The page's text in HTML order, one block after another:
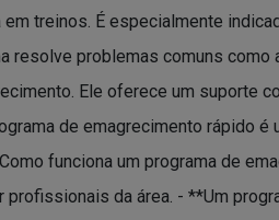
treinos. É especialmente
problemas comuns como
Ele oferece um suporte
de emagrecimento rápido é
funciona um programa de
da área. - **Um